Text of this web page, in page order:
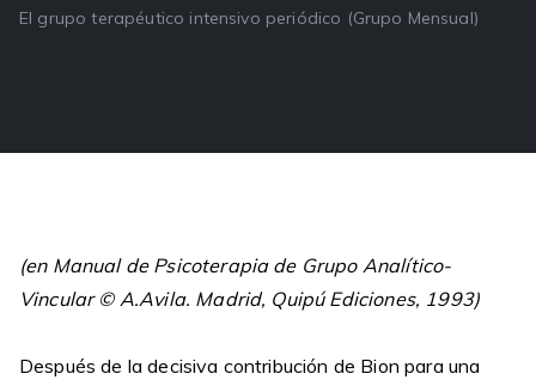
El grupo terapéutico intensivo periódico (Grupo Mensual)
(en Manual de Psicoterapia de Grupo Analítico-
Vincular © A.Avila. Madrid, Quipú Ediciones, 1993)
Después de la decisiva contribución de Bion para una